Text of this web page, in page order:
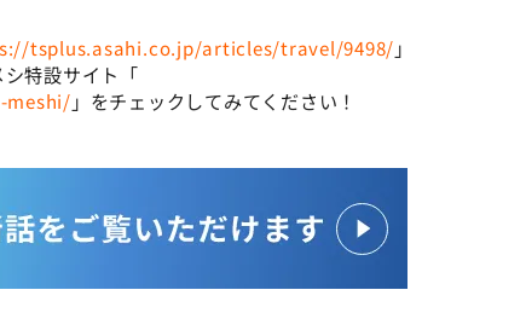
tsplus.asahi.co.jp/articles/travel/9498/ 」
特設サイト「
」をチェックしてみてください！